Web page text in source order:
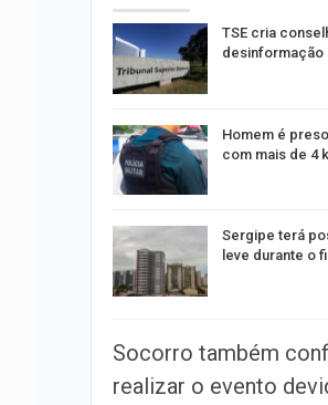
TSE cria
desinformação
Homem é
com mais de 4
Sergipe terá
leve durante o
Socorro também
realizar o evento